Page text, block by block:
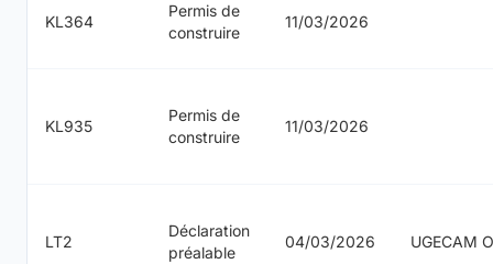
KL364
Permis de
construire
11/03/2026
KL935
Permis de
construire
11/03/2026
LT2
Déclaration
préalable
04/03/2026 UGECAM